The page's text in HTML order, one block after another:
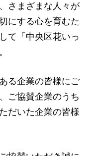
さまざまな人々が
にする心を育むた
て「中央区花いっ
る企業の皆様にご
ご協賛企業のうち
だいた企業の皆様